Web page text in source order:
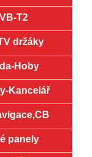
T2
držáky
Hoby
Kancelář
panely